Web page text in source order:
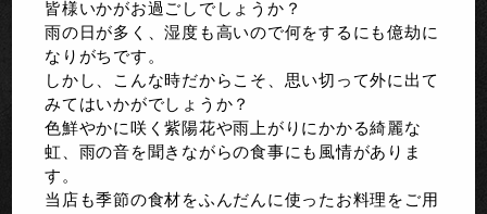
皆様いかがお過ごしでしょうか？
雨の日が多く、湿度も高いので何をするにも億劫に
なりがちです。
しかし、こんな時だからこそ、思い切って外に出て
みてはいかがでしょうか？
色鮮やかに咲く紫陽花や雨上がりにかかる綺麗な
虹、雨の音を聞きながらの食事にも風情がありま
す。
当店も季節の食材をふんだんに使ったお料理をご用